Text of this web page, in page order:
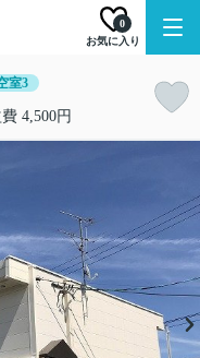
お気に入り
0
室3
4,500円